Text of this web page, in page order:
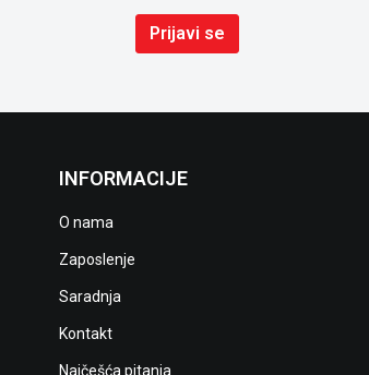
Prijavi se
INFORMACIJE
O nama
Zaposlenje
Saradnja
Kontakt
Najčešća pitanja